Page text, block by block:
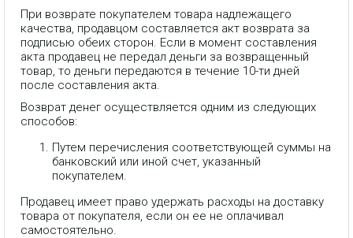
При возврате покупателем товара надлежащего
качества, продавцом составляется акт возврата за
подписью обеих сторон. Если в момент составления
акта продавец не передал деньги за возвращенный
товар, то деньги передаются в течение 10-ти дней
после составления акта.
Возврат денег осуществляется одним из следующих
способов:
Путем перечисления соответствующей суммы на
банковский или иной счет, указанный
покупателем.
Продавец имеет право удержать расходы на доставку
товара от покупателя, если он ее не оплачивал
самостоятельно.